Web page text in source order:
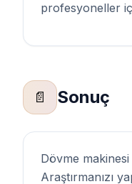
profesyoneller
📄 Sonuç
Dövme
Araştırmanızı